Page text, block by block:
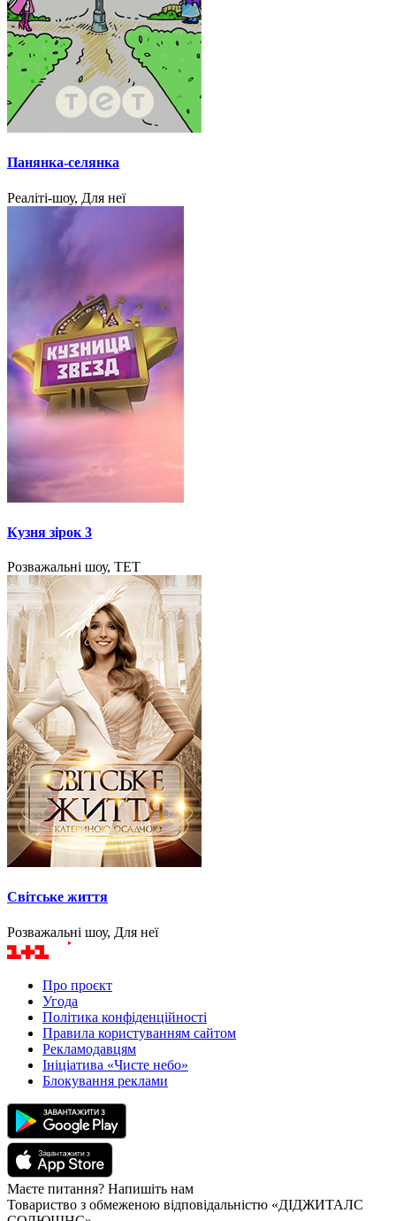
Панянка-селянка
Реаліті-шоу, Для неї
Кузня зірок 3
Розважальні шоу, ТЕТ
Світське життя
Розважальні шоу, Для неї
Про проєкт
Угода
Політика конфіденційності
Правила користуванням сайтом
Рекламодавцям
Ініціатива «Чисте небо»
Блокування реклами
Маєте питання? Напишіть нам
Товариство з обмеженою відповідальністю «ДІДЖИТАЛС